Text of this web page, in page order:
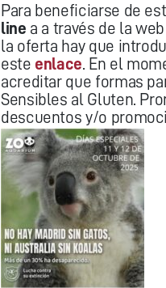
Para beneficiarse de
line a a través de la web
la oferta hay que
este enlace. En el
acreditar que formas
Sensibles al Gluten.
descuentos y/o